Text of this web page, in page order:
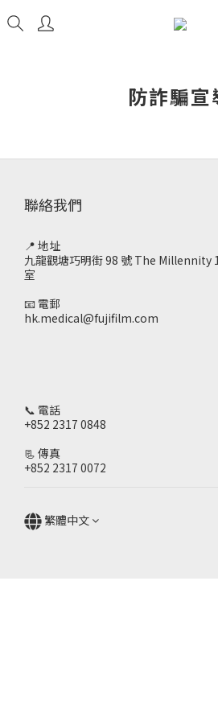
防詐騙宣
聯絡我們
📍 地址
九龍觀塘巧明街 98 號 The Millennity
室
📧 電郵
hk.medical@fujifilm.com
📞 電話
+852 2317 0848
📃 傳真
+852 2317 0072
繁體中文